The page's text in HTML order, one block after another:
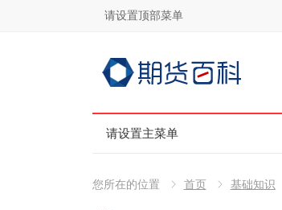
请设置顶部菜单
请设置主菜单
您所在的位置 首页 基础知识